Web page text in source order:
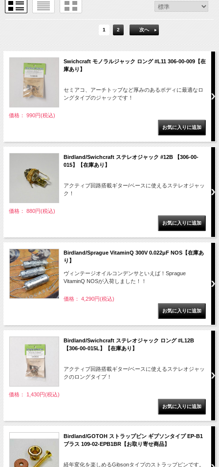
1 2 次へ
Swichcraft モノラルジャック ロング #L11 306-00-009【在
庫あり】
セミアコ、アーチトップなど厚みのあるボディに最適なロ
ングタイプのジャックです！
価格： 990円(税込)
Birdland/Swichcraft ステレオジャック #12B 【306-00-
015】【在庫あり】
アクティブ回路搭載ギター/ベースに使えるステレオジャッ
ク！
価格： 880円(税込)
Birdland/Sprague VitaminQ 300V 0.022μF NOS【在庫あ
り】
ヴィンテージオイルコンデンサといえば！Sprague
VitaminQ NOSが入荷しました！！
価格： 4,290円(税込)
Birdland/Swichcraft ステレオジャック ロング #L12B
【306-00-015L】【在庫あり】
アクティブ回路搭載ギター/ベースに使えるステレオジャッ
クのロングタイプ！
価格： 1,430円(税込)
Birdland/GOTOH ストラップピン ギブソンタイプ EP-B1
ブラス 109-02-EPB1BR【お取り寄せ商品】
経年変化を楽しめるGibsonタイプのストラップピンです。